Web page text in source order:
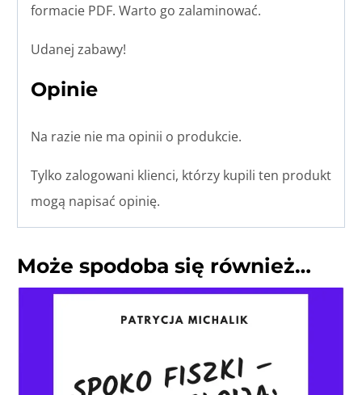
formacie PDF. Warto go zalaminować.
Udanej zabawy!
Opinie
Na razie nie ma opinii o produkcie.
Tylko zalogowani klienci, którzy kupili ten produkt
mogą napisać opinię.
Może spodoba się również…